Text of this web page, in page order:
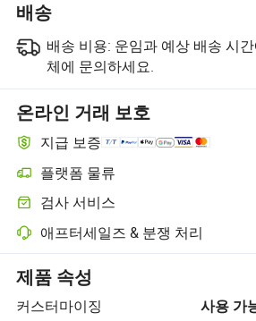
배송
배송 비용: 운임과 예상 배송 시
체에 문의하세요.
온라인 거래 보호
지급 보증
플랫폼 물류
플랫폼 지원 물류를 통한 더 명확한 배송 추적
검사 서비스
선택적 선적 전 검사로 품질 및 수량 확인
애프터세일즈 & 분쟁 처리
플랫폼 지원 분쟁 해결, 해당되는 경우 환불
제품 속성
커스터마이징
사용 가